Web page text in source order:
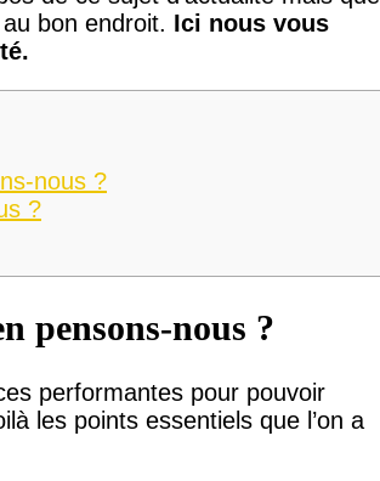
bon endroit. Ici nous vous
nous ?
?
pensons-nous ?
performantes pour pouvoir
les points essentiels que l’on a